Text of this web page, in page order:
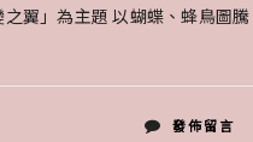
翼」為主題 以蝴蝶、蜂鳥圖騰
在
發佈留言